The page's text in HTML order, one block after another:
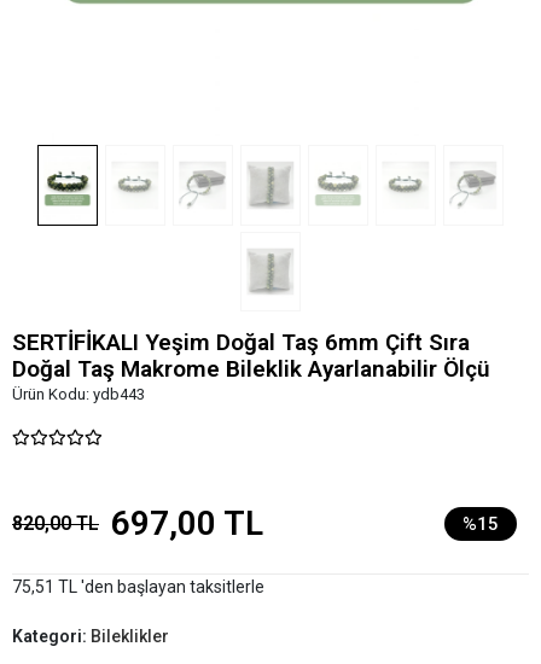
SERTİFİKALI Yeşim Doğal Taş 6mm Çift Sıra
Doğal Taş Makrome Bileklik Ayarlanabilir Ölçü
Ürün Kodu: ydb443
820,00 TL 697,00 TL %15
75,51 TL 'den başlayan taksitlerle
Kategori: Bileklikler